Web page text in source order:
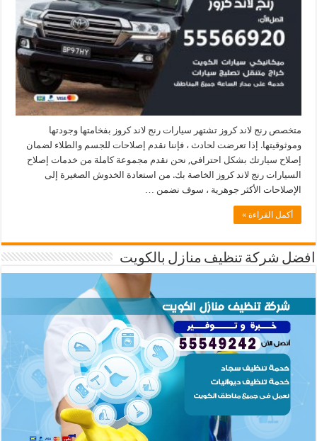
متخصص رنج لاند كروز تشتهر سيارات رنج لاند كروز بفخامتها وجودتها
وموثوقيتها. إذا تعرضت لحادث ، فإننا نقدم إصلاحات للجسم والطلاء لضمان
إصلاح سيارتك بشكل احترافي, نحن نقدم مجموعة كاملة من خدمات إصلاح
السيارات رنج لاند كروز الخاصة بك. من استعادة الخدوش الصغيرة إلى
الإصلاحات الأكثر جوهرية ، سوف نضمن …
أكمل القراءة »
افضل شركة تنظيف منازل بالكويت